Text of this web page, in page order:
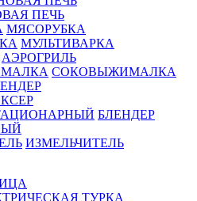
ПЕЧЬ
МЯСОРУБКА
МУЛЬТИВАРКА
АЭРОГРИЛЬ
СОКОВЫЖИМАЛКА
БЛЕНДЕР
ИЗМЕЛЬЧИТЕЛЬ
ТУРКА